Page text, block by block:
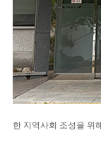
한 지역사회 조성을 위